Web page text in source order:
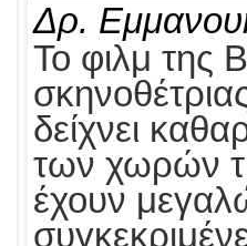
Δρ.
Το φιλμ της
δείχνει
των χωρών
έχουν